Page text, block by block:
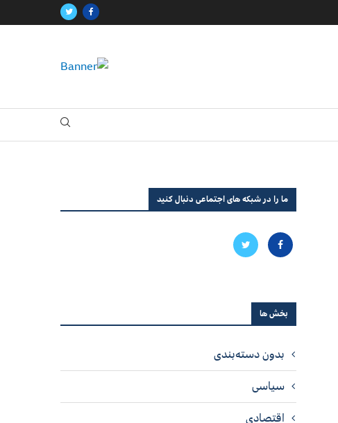
ما را در شبکه های اجتماعی دنبال کنید
بخش ها
بدون دسته‌بندی
سیاسی
اقتصادی